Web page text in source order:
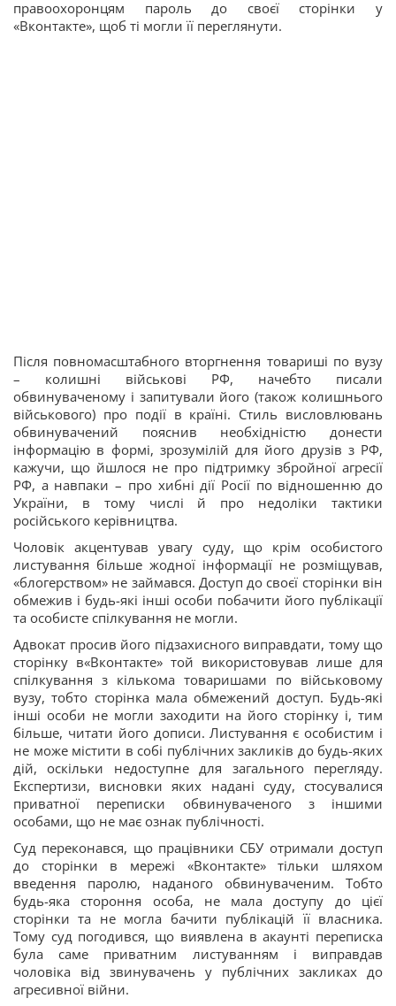
правоохоронцям пароль до своєї сторінки у
«Вконтакте», щоб ті могли її переглянути.
Після повномасштабного вторгнення товариші по вузу
– колишні військові РФ, начебто писали
обвинуваченому і запитували його (також колишнього
військового) про події в країні. Стиль висловлювань
обвинувачений пояснив необхідністю донести
інформацію в формі, зрозумілій для його друзів з РФ,
кажучи, що йшлося не про підтримку збройної агресії
РФ, а навпаки – про хибні дії Росії по відношенню до
України, в тому числі й про недоліки тактики
російського керівництва.
Чоловік акцентував увагу суду, що крім особистого
листування більше жодної інформації не розміщував,
«блогерством» не займався. Доступ до своєї сторінки він
обмежив і будь-які інші особи побачити його публікації
та особисте спілкування не могли.
Адвокат просив його підзахисного виправдати, тому що
сторінку в«Вконтакте» той використовував лише для
спілкування з кількома товаришами по військовому
вузу, тобто сторінка мала обмежений доступ. Будь-які
інші особи не могли заходити на його сторінку і, тим
більше, читати його дописи. Листування є особистим і
не може містити в собі публічних закликів до будь-яких
дій, оскільки недоступне для загального перегляду.
Експертизи, висновки яких надані суду, стосувалися
приватної переписки обвинуваченого з іншими
особами, що не має ознак публічності.
Суд переконався, що працівники СБУ отримали доступ
до сторінки в мережі «Вконтакте» тільки шляхом
введення паролю, наданого обвинуваченим. Тобто
будь-яка стороння особа, не мала доступу до цієї
сторінки та не могла бачити публікацій її власника.
Тому суд погодився, що виявлена в акаунті переписка
була саме приватним листуванням і виправдав
чоловіка від звинувачень у публічних закликах до
агресивної війни.